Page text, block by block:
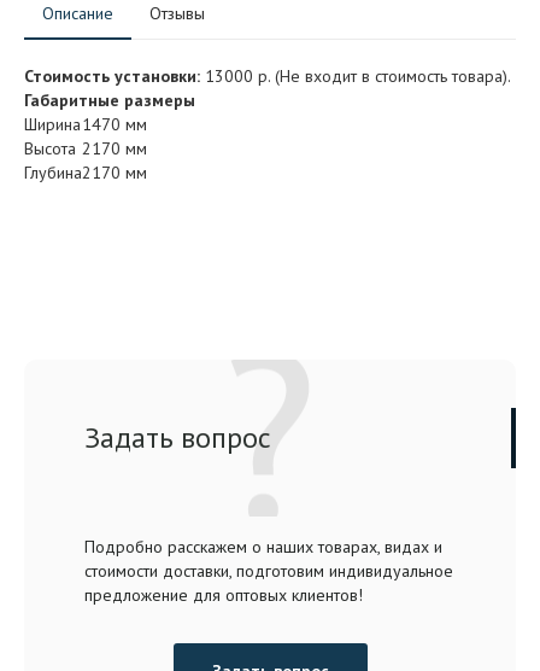
Описание Отзывы
Стоимость установки: 13000 р. (Не входит в стоимость товара).
Габаритные размеры
Ширина1470 мм
Высота 2170 мм
Глубина2170 мм
Задать вопрос
Подробно расскажем о наших товарах, видах и
стоимости доставки, подготовим индивидуальное
предложение для оптовых клиентов!